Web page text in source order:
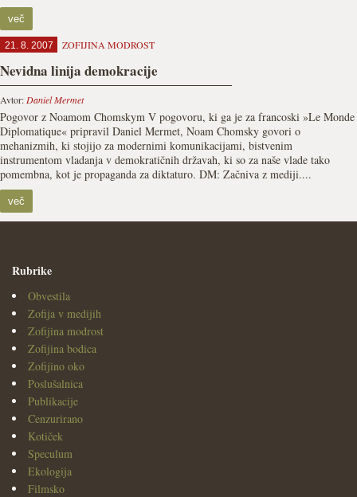
več
21. 8. 2007 ZOFIJINA MODROST
Nevidna linija demokracije
Avtor: Daniel Mermet
Pogovor z Noamom Chomskym V pogovoru, ki ga je za francoski »Le Monde
Diplomatique« pripravil Daniel Mermet, Noam Chomsky govori o
mehanizmih, ki stojijo za modernimi komunikacijami, bistvenim
instrumentom vladanja v demokratičnih državah, ki so za naše vlade tako
pomembna, kot je propaganda za diktaturo. DM: Začniva z mediji....
več
Rubrike
Obvestila
Zofija v medijih
Zofijina modrost
Zofijina bodica
Zofijino oko
Poslušalnica
Publikacije
Cenzurirano
Kotiček
Speculum
Ekologija
Filmsko